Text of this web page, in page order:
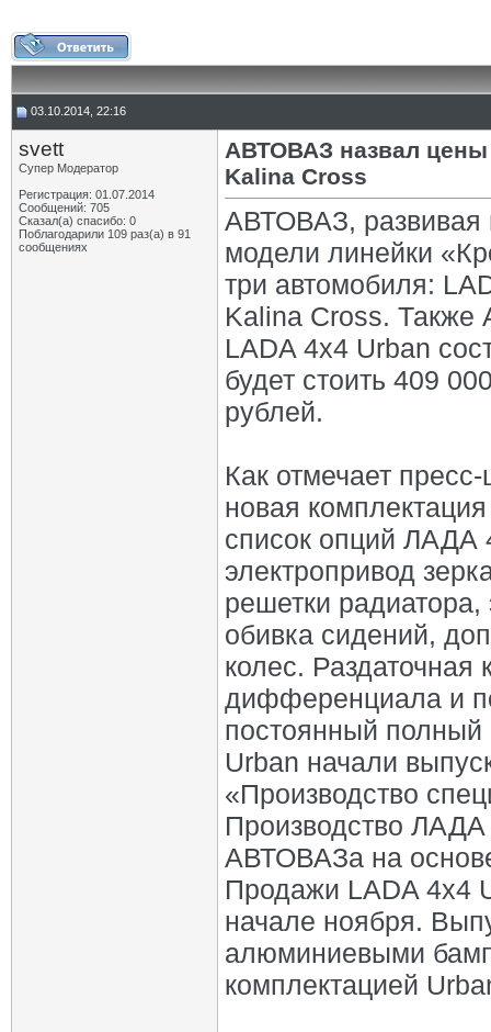
03.10.2014, 22:16
svett
Супер Модератор
Регистрация: 01.07.2014
Сообщений: 705
Сказал(а) спасибо: 0
Поблагодарили 109 раз(а) в 91
сообщениях
АВТОВАЗ назвал цены
Kalina Cross
АВТОВАЗ, развивая
модели линейки
три автомобиля:
Kalina Cross.
LADA 4х4 Urban
будет стоить 409
рублей.
Как отмечает
новая
список опций ЛАДА
электропривод
решетки радиатора,
обивка сидений,
колес. Раздаточная
дифференциала и
постоянный
Urban начали
«Производство
Производство ЛАДА
АВТОВАЗа на
Продажи LADA 4х4
начале ноября.
алюминиевыми
комплектацией